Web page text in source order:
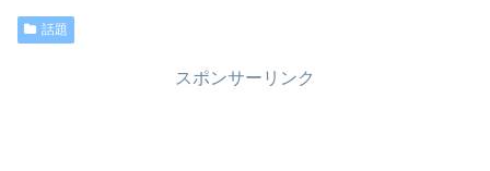
話題
スポンサーリンク